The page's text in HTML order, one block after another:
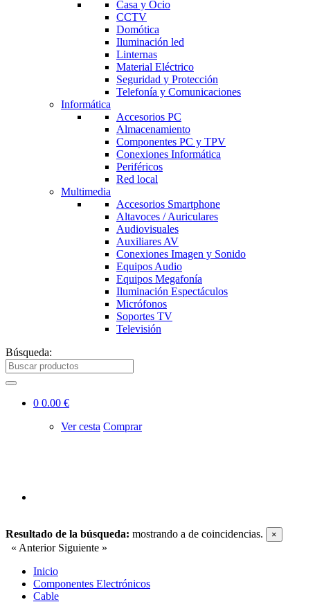
Casa y Ocio
CCTV
Domótica
Iluminación led
Linternas
Material Eléctrico
Seguridad y Protección
Telefonía y Comunicaciones
Informática
Accesorios PC
Almacenamiento
Componentes PC y TPV
Conexiones Informática
Periféricos
Red local
Multimedia
Accesorios Smartphone
Altavoces / Auriculares
Audiovisuales
Auxiliares AV
Conexiones Imagen y Sonido
Equipos Audio
Equipos Megafonía
Iluminación Espectáculos
Micrófonos
Soportes TV
Televisión
Búsqueda:
0 0.00 €
Ver cesta Comprar
Resultado de la búsqueda: mostrando a de coincidencias. ×
« Anterior Siguiente »
Inicio
Componentes Electrónicos
Cable